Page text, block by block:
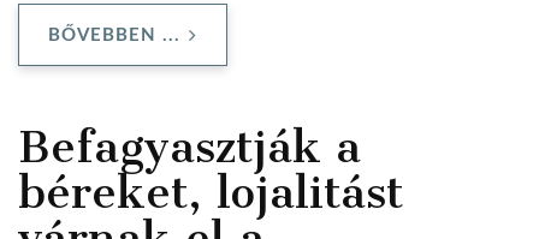
BŐVEBBEN ...
Befagyasztják a
béreket, lojalitást